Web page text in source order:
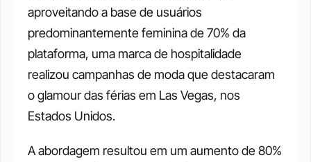
aproveitando a base de usuários
predominantemente feminina de 70% da
plataforma, uma marca de hospitalidade
realizou campanhas de moda que destacaram
o glamour das férias em Las Vegas, nos
Estados Unidos.
A abordagem resultou em um aumento de 80%